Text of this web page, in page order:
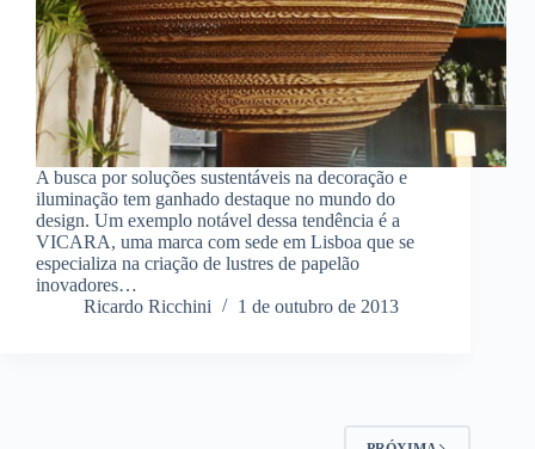
A busca por soluções sustentáveis na decoração e
iluminação tem ganhado destaque no mundo do
design. Um exemplo notável dessa tendência é a
VICARA, uma marca com sede em Lisboa que se
especializa na criação de lustres de papelão
inovadores…
Ricardo Ricchini
1 de outubro de 2013